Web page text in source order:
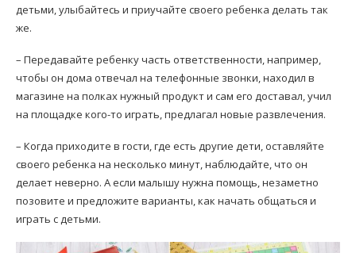
детьми, улыбайтесь и приучайте своего ребенка делать так
же.
– Передавайте ребенку часть ответственности, например,
чтобы он дома отвечал на телефонные звонки, находил в
магазине на полках нужный продукт и сам его доставал, учил
на площадке кого-то играть, предлагал новые развлечения.
– Когда приходите в гости, где есть другие дети, оставляйте
своего ребенка на несколько минут, наблюдайте, что он
делает неверно. А если малышу нужна помощь, незаметно
позовите и предложите варианты, как начать общаться и
играть с детьми.